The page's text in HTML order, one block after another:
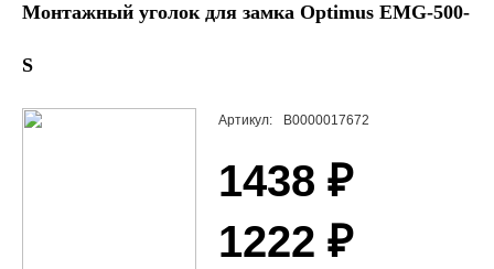
Монтажный уголок для замка Optimus EMG-500-
S
Артикул: В0000017672
1438 ₽
1222 ₽